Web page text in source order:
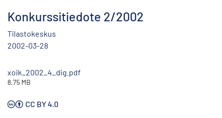
Konkurssitiedote 2/2002
Tilastokeskus
2002-03-28
xoik_2002_4_dig.pdf
8.75 MB
CC BY 4.0